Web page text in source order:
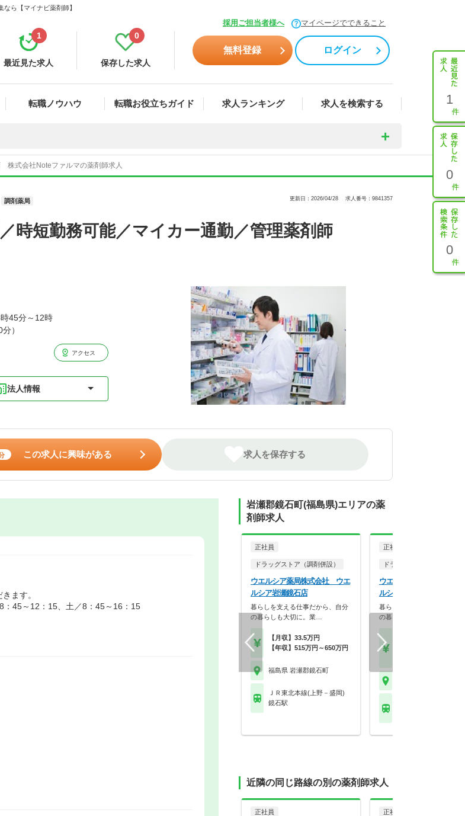
ら【マイナビ薬剤師】
採用ご担当者様へ マイページでできること
最近見た求人
1
保存した求人
0
無料登録 ログイン
転職ノウハウ 転職お役立ちガイド 求人ランキング 求人を検索する 1
0
0
式会社Noteファルマの薬剤師求人
調剤薬局 更新日：2026/04/28 求人番号：9841357
時短勤務可能／マイカー通勤／管理薬剤師
45分～12時
）
アクセス
法人情報
この求人に興味がある 求人を保存する
ます。
：45～12：15、土／8：45～16：15
岩瀬郡鏡石町(福島県)エリアの薬
剤師求人
正社員
ドラッグストア（調剤併設）
ウエルシア薬局株式会社 ウエ
ルシア岩瀬鏡石店
暮らしを支える仕事だから、自分
の暮らしも大切に。業…
【月収】33.5万円
【年収】515万円～650万円
福島県 岩瀬郡鏡石町
ＪＲ東北本線(上野－盛岡)
鏡石駅
正社員
ドラッグストア（OTCのみ
ウエルシア薬局株式会社
ルシア岩瀬鏡石店
暮らしを支える仕事だから、
の暮らしも大切に。業…
近隣の同じ路線の別の薬剤師求人
正社員 正社員